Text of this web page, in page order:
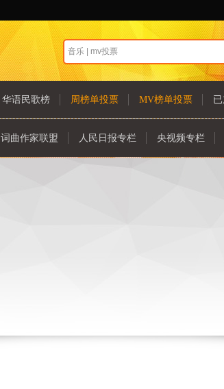
华语民歌榜 周榜单投票 MV榜单投票
词曲作家联盟 人民日报专栏 央视频专栏